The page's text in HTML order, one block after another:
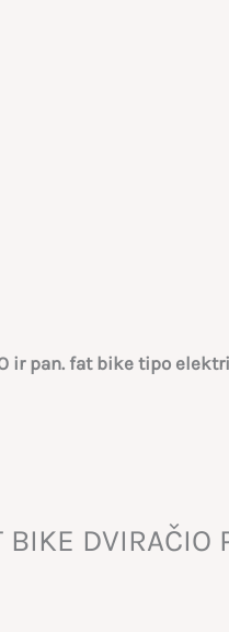
ir pan. fat bike tipo
DVIRAČIO